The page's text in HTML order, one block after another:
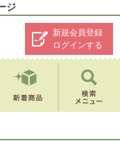
ジ
新規会員登録
ログインする